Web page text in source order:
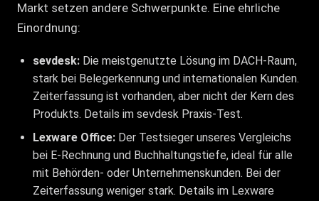
Markt setzen andere Schwerpunkte. Eine ehrliche
Einordnung:
sevdesk: Die meistgenutzte Lösung im DACH-Raum,
stark bei Belegerkennung und internationalen Kunden.
Zeiterfassung ist vorhanden, aber nicht der Kern des
Produkts. Details im sevdesk Praxis-Test.
Lexware Office: Der Testsieger unseres Vergleichs
bei E-Rechnung und Buchhaltungstiefe, ideal für alle
mit Behörden- oder Unternehmenskunden. Bei der
Zeiterfassung weniger stark. Details im Lexware